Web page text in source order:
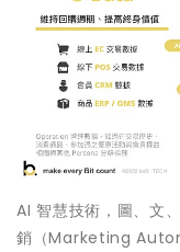
AI 智慧技術，圖、文
銷（Marketing